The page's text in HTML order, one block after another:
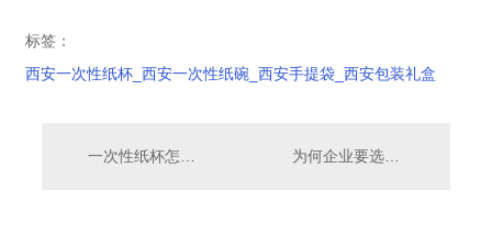
标签：
西安一次性纸杯_西安一次性纸碗_西安手提袋_西安包装礼盒
为何企业要选择广告定制纸盒抽纸？